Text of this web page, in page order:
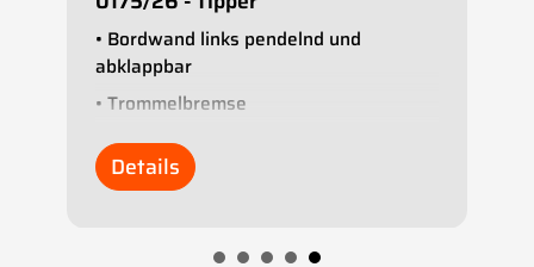
• Bordwand links pendelnd und
abklappbar
• Trommelbremse
• ABS
• Luftfederung
Details